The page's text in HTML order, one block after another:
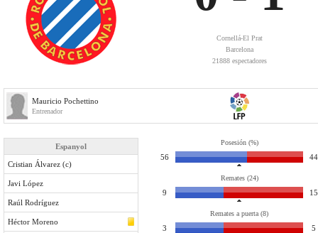
Cornellá-El Prat
Barcelona
21888 espectadores
Mauricio Pochettino
Entrenador
Espanyol
Cristian Álvarez (c)
Javi López
Raúl Rodríguez
Héctor Moreno
Posesión (%)
56 44
Remates (24)
9 15
Remates a puerta (8)
3 5